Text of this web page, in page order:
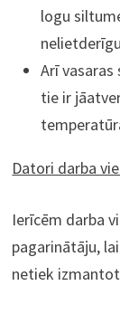
logu
Arī
tie ir
Datori darba
Ierīcēm darba
pagarinātāju,
netiek